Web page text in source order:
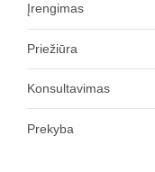
Įrengimas
Priežiūra
Konsultavimas
Prekyba